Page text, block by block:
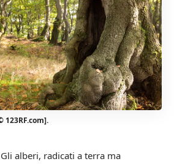
alberi, radicati a terra ma